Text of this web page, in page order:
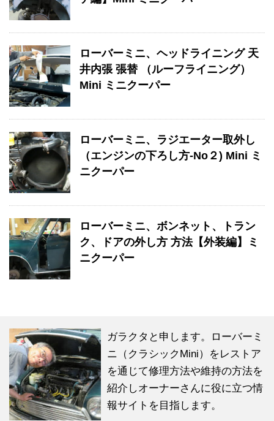
ローバーミニ、ヘッドライニング 天
井内張 張替 （ルーフライニング）
Mini ミニクーパー
ローバーミニ、ラジエーター取外し
（エンジンの下ろし方-No２) Mini ミ
ニクーパー
ローバーミニ、ボンネット、トラン
ク、ドアの外し方 方法【外装編】ミ
ニクーパー
ガラクタと申します。ローバーミ
ニ（クラシックMini）をレストア
を通じて修理方法や維持の方法を
紹介しオーナーさんに役に立つ情
報サイトを目指します。